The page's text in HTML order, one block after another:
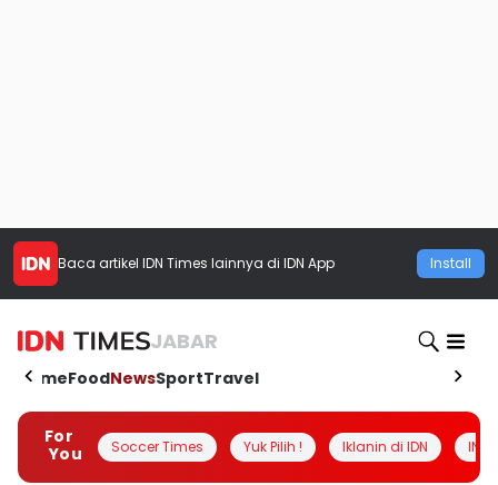
Baca artikel IDN Times lainnya di IDN App Install
JABAR
HomeFoodNewsSportTravel
For
You
Soccer Times Yuk Pilih ! Iklanin di IDN